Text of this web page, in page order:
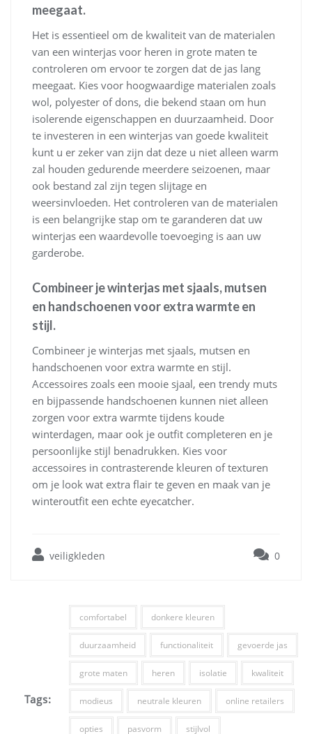
meegaat.
Het is essentieel om de kwaliteit van de materialen
van een winterjas voor heren in grote maten te
controleren om ervoor te zorgen dat de jas lang
meegaat. Kies voor hoogwaardige materialen zoals
wol, polyester of dons, die bekend staan om hun
isolerende eigenschappen en duurzaamheid. Door
te investeren in een winterjas van goede kwaliteit
kunt u er zeker van zijn dat deze u niet alleen warm
zal houden gedurende meerdere seizoenen, maar
ook bestand zal zijn tegen slijtage en
weersinvloeden. Het controleren van de materialen
is een belangrijke stap om te garanderen dat uw
winterjas een waardevolle toevoeging is aan uw
garderobe.
Combineer je winterjas met sjaals, mutsen
en handschoenen voor extra warmte en
stijl.
Combineer je winterjas met sjaals, mutsen en
handschoenen voor extra warmte en stijl.
Accessoires zoals een mooie sjaal, een trendy muts
en bijpassende handschoenen kunnen niet alleen
zorgen voor extra warmte tijdens koude
winterdagen, maar ook je outfit completeren en je
persoonlijke stijl benadrukken. Kies voor
accessoires in contrasterende kleuren of texturen
om je look wat extra flair te geven en maak van je
winteroutfit een echte eyecatcher.
veiligkleden 0
Tags:
comfortabel donkere kleuren
duurzaamheid functionaliteit gevoerde jas
grote maten heren isolatie kwaliteit
modieus neutrale kleuren online retailers
opties pasvorm stijlvol